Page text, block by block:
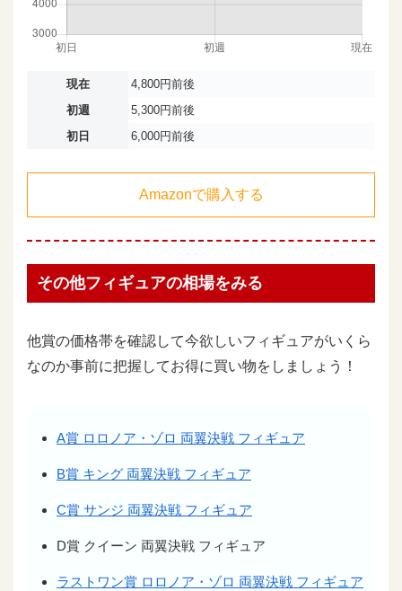
現在
4,800円前後
初週
5,300円前後
初日
6,000円前後
Amazonで購入する
その他フィギュアの相場をみる
他賞の価格帯を確認して今欲しいフィギュアがいくら
なのか事前に把握してお得に買い物をしましょう！
A賞 ロロノア・ゾロ 両翼決戦 フィギュア
B賞 キング 両翼決戦 フィギュア
C賞 サンジ 両翼決戦 フィギュア
D賞 クイーン 両翼決戦 フィギュア
ラストワン賞 ロロノア・ゾロ 両翼決戦 フィギュア